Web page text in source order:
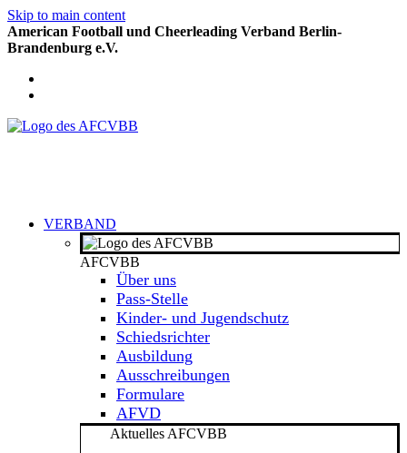
Skip to main content
American Football und Cheerleading Verband Berlin-
Brandenburg e.V.
VERBAND
AFCVBB
Über uns
Pass-Stelle
Kinder- und Jugendschutz
Schiedsrichter
Ausbildung
Ausschreibungen
Formulare
AFVD
Aktuelles AFCVBB